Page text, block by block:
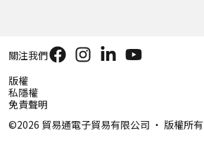
©2026 貿易通電子貿易有限公司 ‧ 版權所有
版權
私隱權
免責聲明
關注我們